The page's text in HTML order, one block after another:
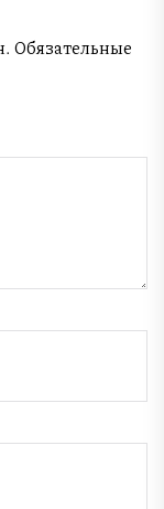
Обязательные